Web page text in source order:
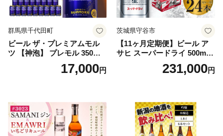
群馬県千代田町
ビール ザ・プレミアムモル
ツ 【神泡】 プレモル 350ml
× 24本 サントリー〈天然水の
ビール工場〉群馬※沖縄・離
17,000円
茨城県守谷市
【11ヶ月定期便】ビール ア
サヒ スーパードライ 500ml 2
4本 1ケース×11ヶ月 | アサヒ
ビール 究極の辛口 酒 お酒 ア
uper dry 11回 缶ビール 缶 ギ
フト 内祝い 茨城県守谷市 送
料無料
231,000円